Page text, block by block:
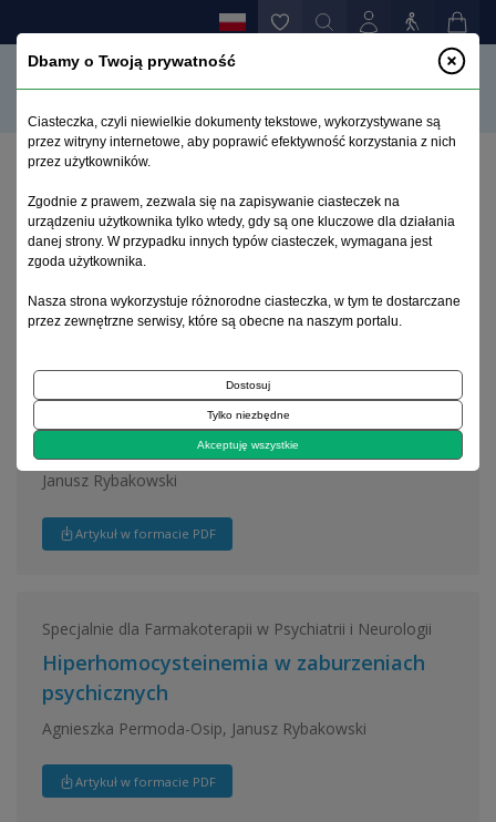
Archiwum 1995–2023
2010, tom 26, zeszyt 1
Janusz Rybakowski
Artykuł w formacie PDF
Specjalnie dla Farmakoterapii w Psychiatrii i Neurologii
Hiperhomocysteinemia w zaburzeniach
psychicznych
Agnieszka Permoda-Osip, Janusz Rybakowski
Artykuł w formacie PDF
Dbamy o Twoją prywatność
Ciasteczka, czyli niewielkie dokumenty tekstowe, wykorzystywane są
przez witryny internetowe, aby poprawić efektywność korzystania z nich
przez użytkowników.
Zgodnie z prawem, zezwala się na zapisywanie ciasteczek na
urządzeniu użytkownika tylko wtedy, gdy są one kluczowe dla działania
danej strony. W przypadku innych typów ciasteczek, wymagana jest
zgoda użytkownika.
Nasza strona wykorzystuje różnorodne ciasteczka, w tym te dostarczane
przez zewnętrzne serwisy, które są obecne na naszym portalu.
Dostosuj
Tylko niezbędne
Akceptuję wszystkie